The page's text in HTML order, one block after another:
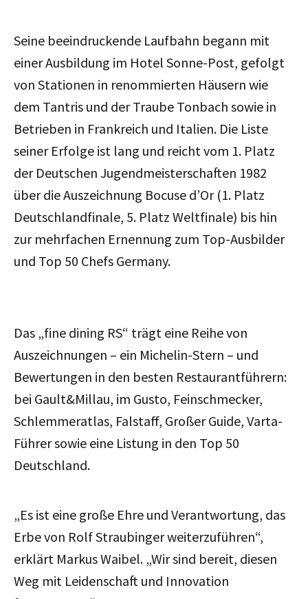
Seine beeindruckende Laufbahn begann mit
einer Ausbildung im Hotel Sonne-Post, gefolgt
von Stationen in renommierten Häusern wie
dem Tantris und der Traube Tonbach sowie in
Betrieben in Frankreich und Italien. Die Liste
seiner Erfolge ist lang und reicht vom 1. Platz
der Deutschen Jugendmeisterschaften 1982
über die Auszeichnung Bocuse d’Or (1. Platz
Deutschlandfinale, 5. Platz Weltfinale) bis hin
zur mehrfachen Ernennung zum Top-Ausbilder
und Top 50 Chefs Germany.
Das „fine dining RS“ trägt eine Reihe von
Auszeichnungen – ein Michelin-Stern – und
Bewertungen in den besten Restaurantführern:
bei Gault&Millau, im Gusto, Feinschmecker,
Schlemmeratlas, Falstaff, Großer Guide, Varta-
Führer sowie eine Listung in den Top 50
Deutschland.
„Es ist eine große Ehre und Verantwortung, das
Erbe von Rolf Straubinger weiterzuführen“,
erklärt Markus Waibel. „Wir sind bereit, diesen
Weg mit Leidenschaft und Innovation